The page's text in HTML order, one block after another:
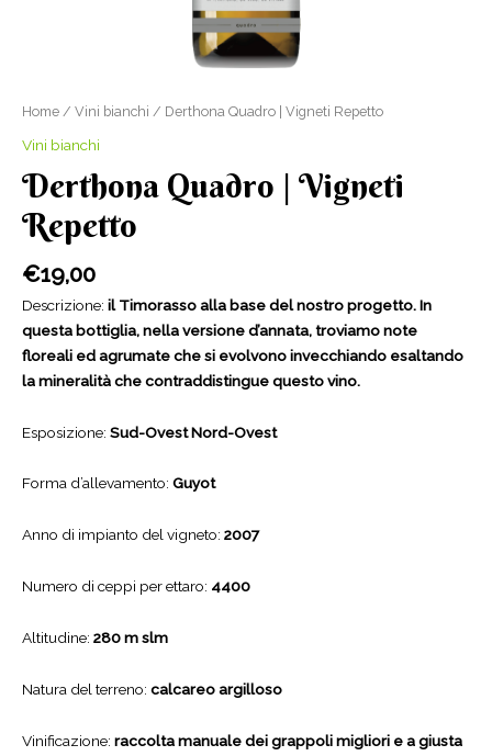
Home / Vini bianchi / Derthona Quadro | Vigneti Repetto
Vini bianchi
Derthona Quadro | Vigneti
Repetto
€19,00
Descrizione: il Timorasso alla base del nostro progetto. In
questa bottiglia, nella versione d’annata, troviamo note
floreali ed agrumate che si evolvono invecchiando esaltando
la mineralità che contraddistingue questo vino.
Esposizione: Sud-Ovest Nord-Ovest
Forma d’allevamento: Guyot
Anno di impianto del vigneto: 2007
Numero di ceppi per ettaro: 4400
Altitudine: 280 m slm
Natura del terreno: calcareo argilloso
Vinificazione: raccolta manuale dei grappoli migliori e a giusta